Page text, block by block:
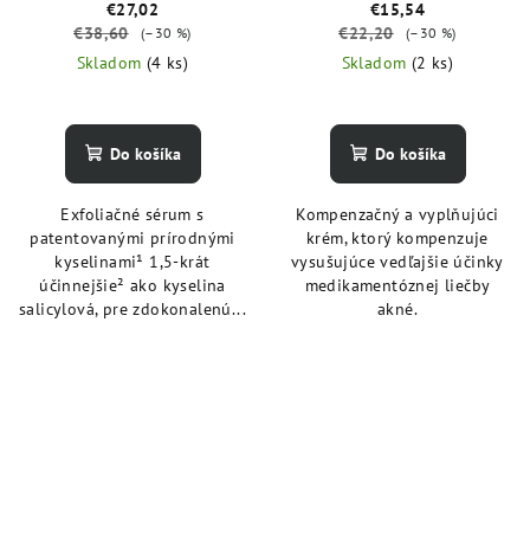
€27,02
€38,60
(–30 %)
Skladom (4 ks)
Do košíka
Exfoliačné sérum s
patentovanými prírodnými
kyselinami¹ 1,5-krát
účinnejšie² ako kyselina
salicylová, pre zdokonalenú...
€15,54
€22,20
(–30 %)
Skladom (2 ks)
Do košíka
Kompenzačný a vyplňujúci
krém, ktorý kompenzuje
vysušujúce vedľajšie účinky
medikamentóznej liečby
akné.